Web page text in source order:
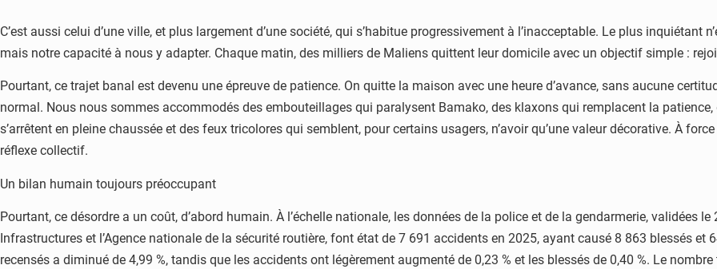
C’est aussi celui d’une ville, et plus largement d’une société, qui s’habitue progressivement à l’inacceptable. Le plus inquiétant
mais notre capacité à nous y adapter. Chaque matin, des milliers de Maliens quittent leur domicile avec un objectif simple :
Pourtant, ce trajet banal est devenu une épreuve de patience. On quitte la maison avec une heure d’avance, sans aucune
normal. Nous nous sommes accommodés des embouteillages qui paralysent Bamako, des klaxons qui remplacent la
s’arrêtent en pleine chaussée et des feux tricolores qui semblent, pour certains usagers, n’avoir qu’une valeur décorative. À
réflexe collectif.
Un bilan humain toujours préoccupant
Pourtant, ce désordre a un coût, d’abord humain. À l’échelle nationale, les données de la police et de la gendarmerie, validées
Infrastructures et l’Agence nationale de la sécurité routière, font état de 7 691 accidents en 2025, ayant causé 8 863 blessés
recensés a diminué de 4,99 %, tandis que les accidents ont légèrement augmenté de 0,23 % et les blessés de 0,40 %. Le